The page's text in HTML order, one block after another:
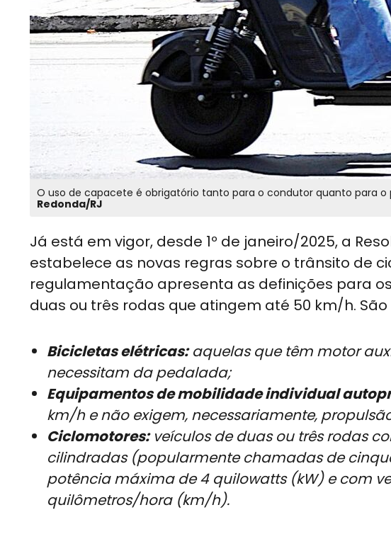
Redonda/RJ
Já está em vigor, desde 1º de janeiro/2025, a
estabelece as novas regras sobre o trânsito de
regulamentação apresenta as definições para
duas ou três rodas que atingem até 50 km/h. São
Bicicletas elétricas:aquelas que têm motor
necessitam da pedalada;
Equipamentos de mobilidade individual
km/h e não exigem, necessariamente,
Ciclomotores:veículos de duas ou três rodas
cilindradas (popularmente chamadas de
potência máxima de 4 quilowatts (kW) e com
quilômetros/hora (km/h).